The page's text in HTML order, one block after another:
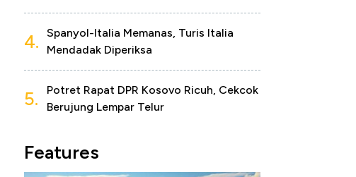
4.
Spanyol-Italia Memanas, Turis Italia
Mendadak Diperiksa
5.
Potret Rapat DPR Kosovo Ricuh, Cekcok
Berujung Lempar Telur
Features